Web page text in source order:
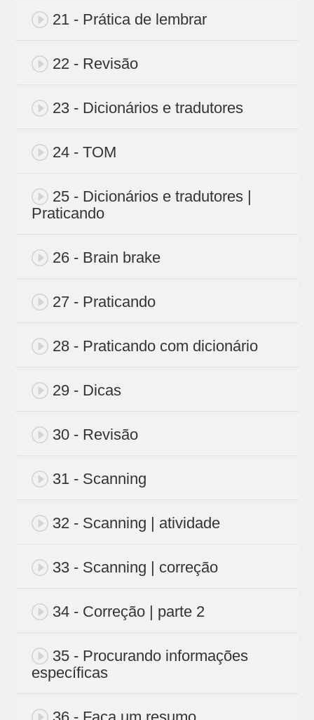
21 - Prática de lembrar
22 - Revisão
23 - Dicionários e tradutores
24 - TOM
25 - Dicionários e tradutores |
Praticando
26 - Brain brake
27 - Praticando
28 - Praticando com dicionário
29 - Dicas
30 - Revisão
31 - Scanning
32 - Scanning | atividade
33 - Scanning | correção
34 - Correção | parte 2
35 - Procurando informações
específicas